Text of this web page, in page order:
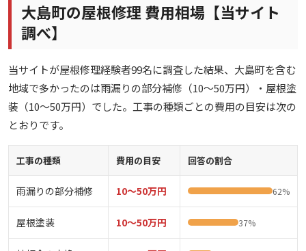
大島町の屋根修理 費用相場【当サイト
調べ】
当サイトが屋根修理経験者99名に調査した結果、大島町を含む
地域で多かったのは雨漏りの部分補修（10〜50万円）・屋根塗
装（10〜50万円）でした。工事の種類ごとの費用の目安は次の
とおりです。
工事の種類 費用の目安 回答の割合
雨漏りの部分補修 10〜50万円 62%
屋根塗装 10〜50万円 37%